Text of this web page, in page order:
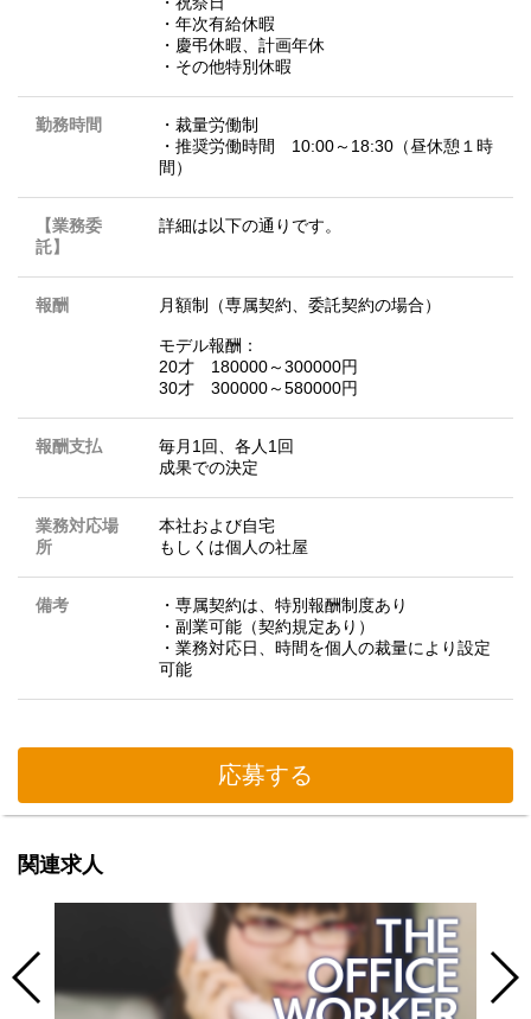
・年次有給休暇
・慶弔休暇、計画年休
・その他特別休暇
勤務時間
・裁量労働制
・推奨労働時間 10:00～18:30（昼休憩１時
間）
【業務委
託】
詳細は以下の通りです。
報酬 月額制（専属契約、委託契約の場合）
モデル報酬：
20才 180000～300000円
30才 300000～580000円
報酬支払
毎月1回、各人1回
成果での決定
業務対応場
所
本社および自宅
もしくは個人の社屋
備考
・専属契約は、特別報酬制度あり
・副業可能（契約規定あり）
・業務対応日、時間を個人の裁量により設定
可能
応募する
関連求人